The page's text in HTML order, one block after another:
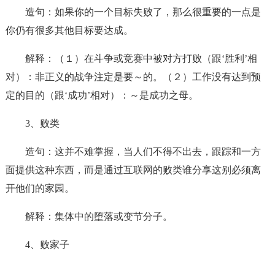
造句：如果你的一个目标失败了，那么很重要的一点是
你仍有很多其他目标要达成。
解释：（１）在斗争或竞赛中被对方打败（跟‘胜利’相
对）：非正义的战争注定是要～的。（２）工作没有达到预
定的目的（跟‘成功’相对）：～是成功之母。
3、败类
造句：这并不难掌握，当人们不得不出去，跟踪和一方
面提供这种东西，而是通过互联网的败类谁分享这别必须离
开他们的家园。
解释：集体中的堕落或变节分子。
4、败家子